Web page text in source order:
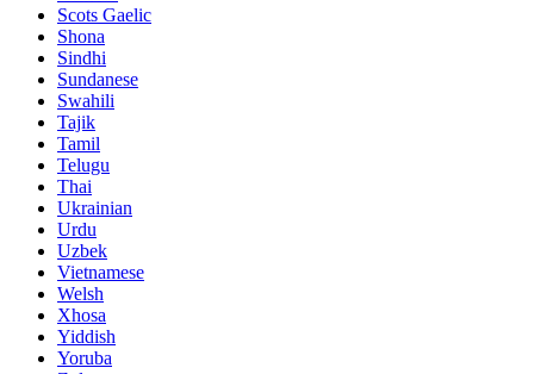
Scots Gaelic
Shona
Sindhi
Sundanese
Swahili
Tajik
Tamil
Telugu
Thai
Ukrainian
Urdu
Uzbek
Vietnamese
Welsh
Xhosa
Yiddish
Yoruba